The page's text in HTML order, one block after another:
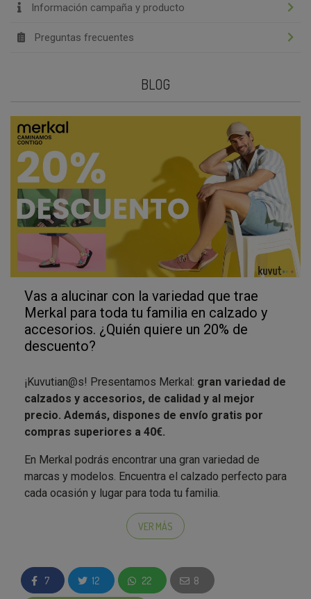
Información campaña y producto
Preguntas frecuentes
BLOG
Vas a alucinar con la variedad que trae
Merkal para toda tu familia en calzado y
accesorios. ¿Quién quiere un 20% de
descuento?
¡Kuvutian@s! Presentamos Merkal: gran variedad de
calzados y accesorios, de calidad y al mejor
precio. Además, dispones de envío gratis por
compras superiores a 40€.
En Merkal podrás encontrar una gran variedad de
marcas y modelos. Encuentra el calzado perfecto para
cada ocasión y lugar para toda tu familia.
Merkal busca que seas parte de su programa
, son muchas familias que forman parte de
exclusivos. Además, recibe un descuento del 20% en
tu primera compra siendo parte de Merkal Family
VER MÁS
7 12 22 8